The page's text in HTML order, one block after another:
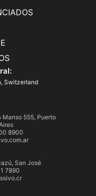
Switzerland
555, Puerto
8900
San José
7890